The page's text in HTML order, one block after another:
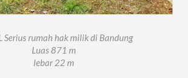
Serius rumah hak milik di Bandung
Luas 871 m
lebar 22 m